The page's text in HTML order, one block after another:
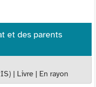
et des parents
| Livre | En rayon